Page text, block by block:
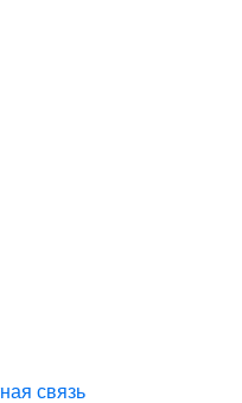
связь